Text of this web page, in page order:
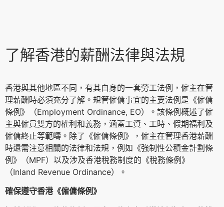
了解香港的薪酬法律與法規
香港與其他地區不同，有其自身的一套勞工法例，僱主在管
理薪酬時必須充分了解。規管僱傭事宜的主要法例是《僱傭
條例》（Employment Ordinance, EO）。該條例概述了僱
主與僱員雙方的權利和義務，涵蓋工資、工時、假期福利及
僱傭終止等範疇。除了《僱傭條例》，僱主在管理香港薪酬
時還需注意相關的法律和法規，例如《強制性公積金計劃條
例》（MPF）以及涉及香港稅務制度的《稅務條例》
（Inland Revenue Ordinance）。
確保遵守香港《僱傭條例》